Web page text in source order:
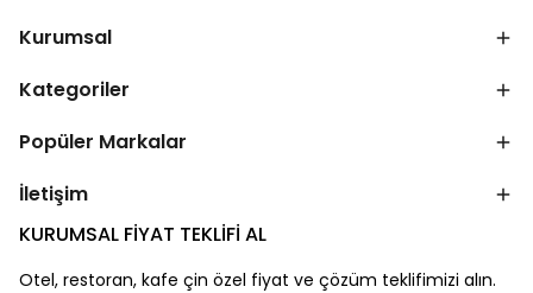
Kurumsal
Kategoriler
Popüler Markalar
İletişim
KURUMSAL FİYAT TEKLİFİ AL
Otel, restoran, kafe çin özel fiyat ve çözüm teklifimizi alın.